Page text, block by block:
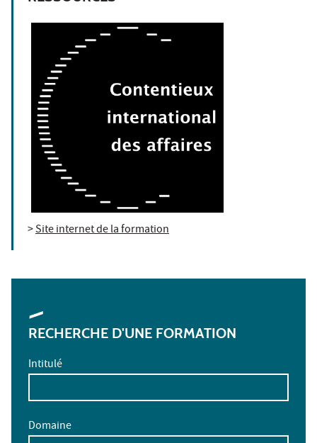
>Site internet de la formation
RECHERCHE D'UNE FORMATION
Intitulé
Domaine